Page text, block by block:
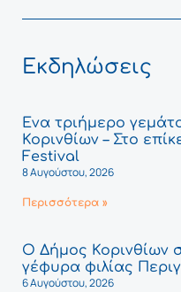
Εκδηλώσεις
Ένα τριήμερο
Κορινθίων – Στο
Festival
8 Αυγούστου, 2026
Περισσότερα »
Ο Δήμος Κορινθίων
γέφυρα φιλίας
6 Αυγούστου, 2026